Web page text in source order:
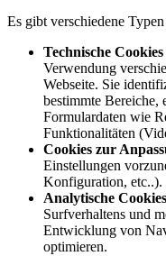
Es gibt verschiedene
Technische Cookies
Verwendung
Webseite. Sie
bestimmte Bereiche,
Formulardaten wie
Funktionalitäten
Cookies zur
Einstellungen
Konfiguration, etc..).
Analytische Cookies
Surfverhaltens und
Entwicklung von
optimieren.